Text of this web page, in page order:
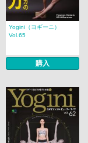
Yogini（ヨギーニ）
Vol.65
購入